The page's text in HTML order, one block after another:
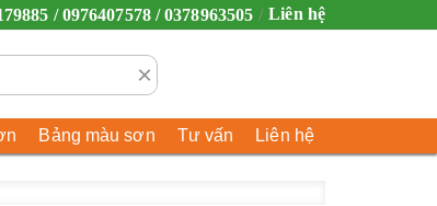
/ 0976407578 / 0378963505 Liên hệ
×
Bảng màu sơn Tư vấn Liên hệ